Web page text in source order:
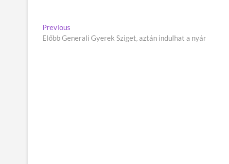
B
e
Previous
r
Előbb Generali Gyerek Sziget, aztán indulhat a nyár